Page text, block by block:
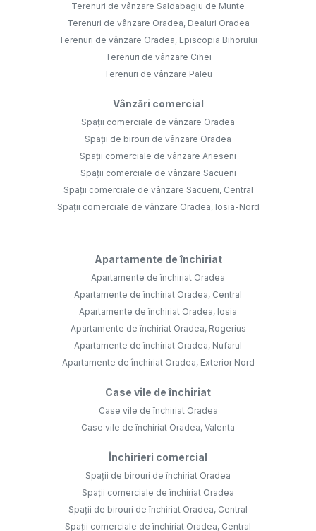
Terenuri de vânzare Saldabagiu de Munte
Terenuri de vânzare Oradea, Dealuri Oradea
Terenuri de vânzare Oradea, Episcopia Bihorului
Terenuri de vânzare Cihei
Terenuri de vânzare Paleu
Vânzări comercial
Spații comerciale de vânzare Oradea
Spații de birouri de vânzare Oradea
Spații comerciale de vânzare Arieseni
Spații comerciale de vânzare Sacueni
Spații comerciale de vânzare Sacueni, Central
Spații comerciale de vânzare Oradea, Iosia-Nord
Apartamente de închiriat
Apartamente de închiriat Oradea
Apartamente de închiriat Oradea, Central
Apartamente de închiriat Oradea, Iosia
Apartamente de închiriat Oradea, Rogerius
Apartamente de închiriat Oradea, Nufarul
Apartamente de închiriat Oradea, Exterior Nord
Case vile de închiriat
Case vile de închiriat Oradea
Case vile de închiriat Oradea, Valenta
Închirieri comercial
Spații de birouri de închiriat Oradea
Spații comerciale de închiriat Oradea
Spații de birouri de închiriat Oradea, Central
Spații comerciale de închiriat Oradea, Central